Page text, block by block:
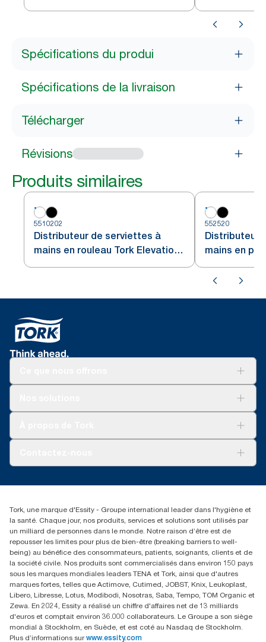
Spécifications du produi
Spécifications de la livraison
Télécharger
Révisions
Produits similaires
5510202
Distributeur de serviettes à
mains en rouleau Tork Elevation
Matic®
552520
Distributeur
mains en
Tork
(866) 722-8675
Tork, une marque d'Essity - Groupe international leader dans l'hygiène et
la santé. Chaque jour, nos produits, services et solutions sont utilisés par
un milliard de personnes dans le monde. Notre raison d’être est de
repousser les limites pour plus de bien-être (breaking barriers to well-
being) au bénéfice des consommateurs, patients, soignants, clients et de
la société civile. Nos produits sont commercialisés dans environ 150 pays
sous les marques mondiales leaders TENA et Tork, ainsi que d'autres
marques fortes, telles que Actimove, Cutimed, JOBST, Knix, Leukoplast,
Libero, Libresse, Lotus, Modibodi, Nosotras, Saba, Tempo, TOM Organic et
Zewa. En 2024, Essity a réalisé un chiffre d'affaires net de 13 milliards
d'euros et comptait environ 36.000 collaborateurs. Le Groupe a son siège
mondial à Stockholm, en Suède, et est coté au Nasdaq de Stockholm.
Plus d’informations sur www.essity.com